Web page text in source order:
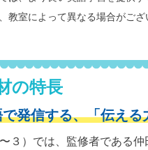
教室によって異なる場合がござ
の特長
発信する、「伝える
３）では、監修者である